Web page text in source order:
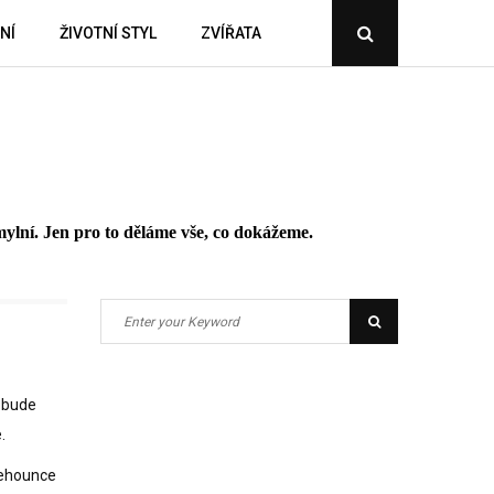
ŽIVOTNÍ STYL ZVÍŘATA
Open
Popup
Jen pro to děláme vše, co dokážeme.
for:
Search